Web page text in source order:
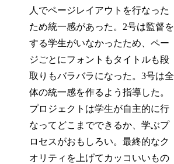
人でページレイアウトを行なった
ため統一感があった。2号は監督を
する学生がいなかったため、ペー
ジごとにフォントもタイトルも段
取りもバラバラになった。3号は全
体の統一感を作るよう指導した。
プロジェクトは学生が自主的に行
なってどこまでできるか、学ぶプ
ロセスがおもしろい。最終的なク
オリティを上げてカッコいいもの